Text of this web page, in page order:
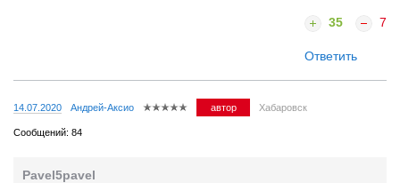
35 7
Ответить
14.07.2020 Андрей-Аксио автор Хабаровск
Сообщений: 84
Pavel5pavel